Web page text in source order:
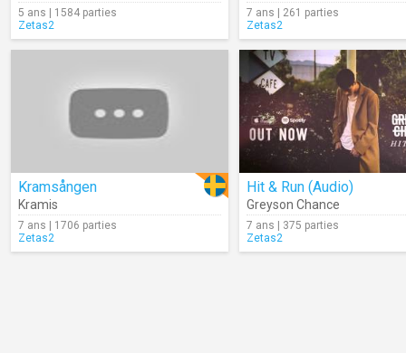
5 ans | 1584 parties
Zetas2
7 ans | 261 parties
Zetas2
Kramsången
Kramis
7 ans | 1706 parties
Zetas2
Hit & Run (Audio)
Greyson Chance
7 ans | 375 parties
Zetas2